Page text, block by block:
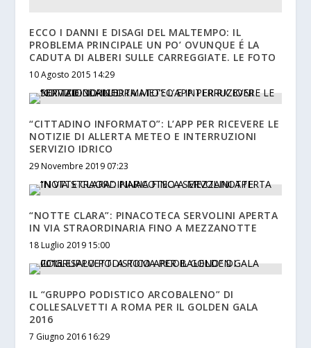
ECCO I DANNI E DISAGI DEL MALTEMPO: IL
PROBLEMA PRINCIPALE UN PO’ OVUNQUE É LA
CADUTA DI ALBERI SULLE CARREGGIATE. LE FOTO
10 Agosto 2015 14:29
“CITTADINO INFORMATO”: L’APP PER RICEVERE LE
NOTIZIE DI ALLERTA METEO E INTERRUZIONI
SERVIZIO IDRICO
29 Novembre 2019 07:23
“NOTTE CLARA”: PINACOTECA SERVOLINI APERTA
IN VIA STRAORDINARIA FINO A MEZZANOTTE
18 Luglio 2019 15:00
IL “GRUPPO PODISTICO ARCOBALENO” DI
COLLESALVETTI A ROMA PER IL GOLDEN GALA
2016
7 Giugno 2016 16:29